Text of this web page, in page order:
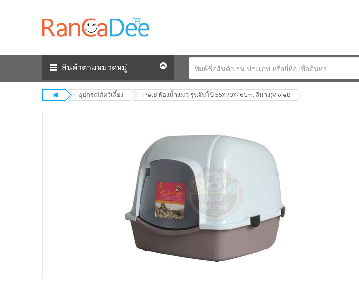
สินค้าตามหมวดหมู่
อุปกรณ์สัตว์เลี้ยง Pet8 ห้องน้ำแมว รุ่นจัมโบ้ 56X70X46Cm. สีม่วง(Violet)